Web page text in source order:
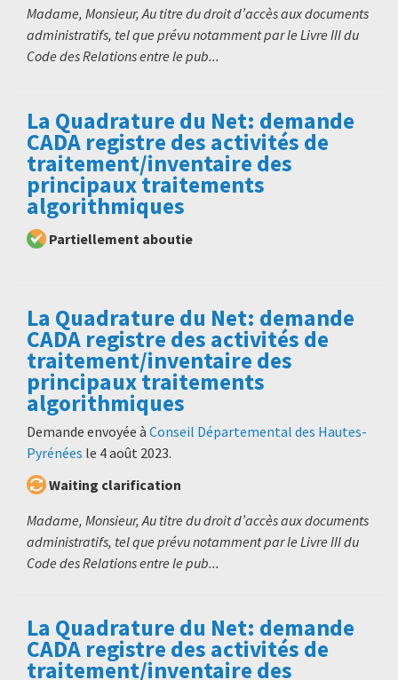
Madame, Monsieur, Au titre du droit d’accès aux documents
administratifs, tel que prévu notamment par le Livre III du
Code des Relations entre le pub...
La Quadrature du Net: demande
CADA registre des activités de
traitement/inventaire des
principaux traitements
algorithmiques
Partiellement aboutie
La Quadrature du Net: demande
CADA registre des activités de
traitement/inventaire des
principaux traitements
algorithmiques
Demande envoyée à Conseil Départemental des Hautes-
Pyrénées le 4 août 2023.
Waiting clarification
Madame, Monsieur, Au titre du droit d’accès aux documents
administratifs, tel que prévu notamment par le Livre III du
Code des Relations entre le pub...
La Quadrature du Net: demande
CADA registre des activités de
traitement/inventaire des